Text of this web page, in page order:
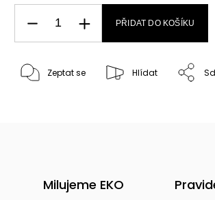
PŘIDAT DO KOŠÍKU
Zeptat se Hlídat
Milujeme EKO